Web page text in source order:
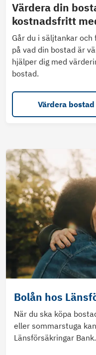
Värdera din
kostnadsfritt
Går du i säljtankar och
på vad din bostad är
hjälper dig med
bostad.
Värdera bostad
Bolån hos
När du ska köpa
eller sommarstuga
Länsförsäkringar Bank.